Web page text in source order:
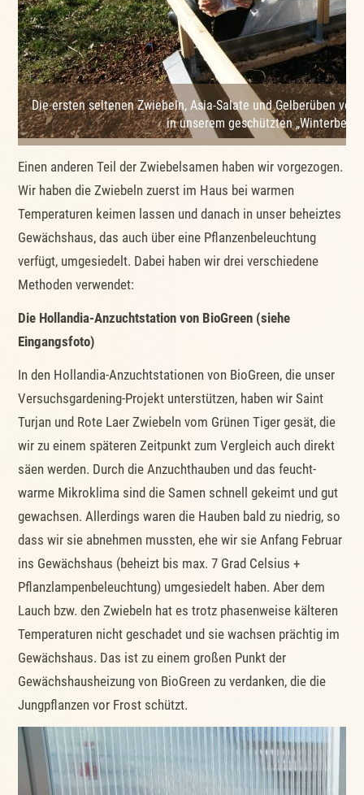
Die ersten seltenen Zwiebeln, Asia-Salate und Gelberüben
in unserem geschützten
Einen anderen Teil der Zwiebelsamen haben wir vorgezogen.
Wir haben die Zwiebeln zuerst im Haus bei warmen
Temperaturen keimen lassen und danach in unser beheiztes
Gewächshaus, das auch über eine Pflanzenbeleuchtung
verfügt, umgesiedelt. Dabei haben wir drei verschiedene
Methoden verwendet:
Die Hollandia-Anzuchtstation von BioGreen (siehe
Eingangsfoto)
In den Hollandia-Anzuchtstationen von BioGreen, die unser
Versuchsgardening-Projekt unterstützen, haben wir Saint
Turjan und Rote Laer Zwiebeln vom Grünen Tiger gesät, die
wir zu einem späteren Zeitpunkt zum Vergleich auch direkt
säen werden. Durch die Anzuchthauben und das feucht-
warme Mikroklima sind die Samen schnell gekeimt und gut
gewachsen. Allerdings waren die Hauben bald zu niedrig, so
dass wir sie abnehmen mussten, ehe wir sie Anfang Februar
ins Gewächshaus (beheizt bis max. 7 Grad Celsius +
Pflanzlampenbeleuchtung) umgesiedelt haben. Aber dem
Lauch bzw. den Zwiebeln hat es trotz phasenweise kälteren
Temperaturen nicht geschadet und sie wachsen prächtig im
Gewächshaus. Das ist zu einem großen Punkt der
Gewächshausheizung von BioGreen zu verdanken, die die
Jungpflanzen vor Frost schützt.